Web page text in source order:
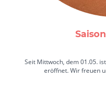
Seit Mittwoch, dem 01.05.
eröffnet. Wir freuen